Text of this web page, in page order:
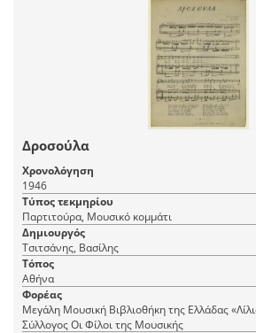
Δροσούλα
Χρονολόγηση
1946
Τύπος τεκμηρίου
Παρτιτούρα, Μουσικό κομμάτι
Δημιουργός
Τσιτσάνης, Βασίλης
Τόπος
Αθήνα
Φορέας
Μεγάλη Μουσική Βιβλιοθήκη της Ελλάδας
Σύλλογος Οι Φίλοι της Μουσικής